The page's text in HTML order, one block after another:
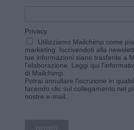
Privacy
Utilizziamo Mailchimp come
marketing. Iscrivendoti alla
tue informazioni siano trasferite a
l'elaborazione. Leggi qui
di Mailchimp
Potrai annullare l'iscrizione in
facendo clic sul collegamento nel
nostre e-mail.